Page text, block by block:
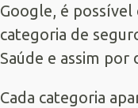
Google, é possível
categoria de
Saúde e assim por
Cada categoria